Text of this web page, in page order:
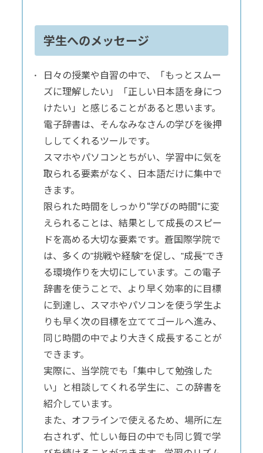
学生へのメッセージ
日々の授業や自習の中で、「もっとスムー
ズに理解したい」「正しい日本語を身につ
けたい」と感じることがあると思います。
電子辞書は、そんなみなさんの学びを後押
ししてくれるツールです。
スマホやパソコンとちがい、学習中に気を
取られる要素がなく、日本語だけに集中で
きます。
限られた時間をしっかり“学びの時間”に変
えられることは、結果として成長のスピー
ドを高める大切な要素です。蒼国際学院で
は、多くの"挑戦や経験"を促し、"成長"でき
る環境作りを大切にしています。この電子
辞書を使うことで、より早く効率的に目標
に到達し、スマホやパソコンを使う学生よ
りも早く次の目標を立ててゴールへ進み、
同じ時間の中でより大きく成長することが
できます。
実際に、当学院でも「集中して勉強した
い」と相談してくれる学生に、この辞書を
紹介しています。
また、オフラインで使えるため、場所に左
右されず、忙しい毎日の中でも同じ質で学